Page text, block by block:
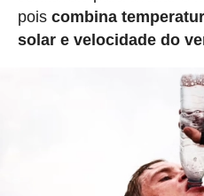
pois combina
solar e velocidade do